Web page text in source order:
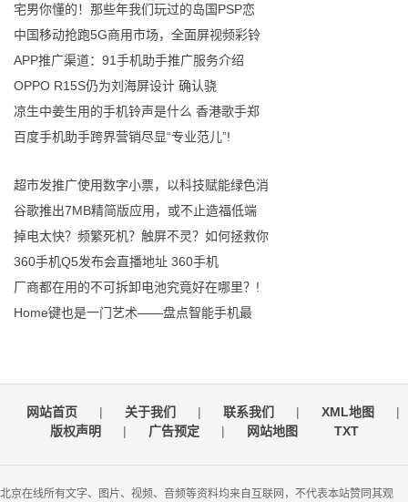
宅男你懂的！那些年我们玩过的岛国PSP恋
中国移动抢跑5G商用市场，全面屏视频彩铃
APP推广渠道：91手机助手推广服务介绍
OPPO R15S仍为刘海屏设计 确认骁
凉生中姜生用的手机铃声是什么 香港歌手郑
百度手机助手跨界营销尽显“专业范儿”!
超市发推广使用数字小票，以科技赋能绿色消
谷歌推出7MB精简版应用，或不止造福低端
掉电太快？频繁死机？触屏不灵？如何拯救你
360手机Q5发布会直播地址 360手机
厂商都在用的不可拆卸电池究竟好在哪里？!
Home键也是一门艺术——盘点智能手机最
网站首页 | 关于我们 | 联系我们 | XML地图
|
版权声明
| 广告预定 | 网站地图 TXT
北京在线所有文字、图片、视频、音频等资料均来自互联网，不代表本站赞同其观